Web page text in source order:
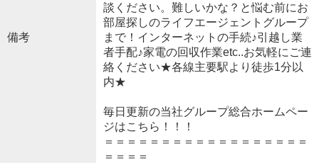
備考
談ください。難しいかな？と悩む前にお
部屋探しのライフエージェントグループ
まで！インターネットの手続♪引越し業
者手配♪家電の回収作業etc..お気軽にご連
絡ください★各線主要駅より徒歩1分以
内★
毎日更新の当社グループ総合ホームペー
ジはこちら！！！
＝＝＝＝＝＝＝＝＝＝＝＝＝＝＝＝＝＝
＝＝＝＝